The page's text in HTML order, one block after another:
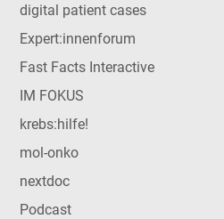
digital patient cases
Expert:innenforum
Fast Facts Interactive
IM FOKUS
krebs:hilfe!
mol-onko
nextdoc
Podcast